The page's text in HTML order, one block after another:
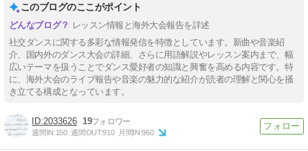
このブログのここがポイント
レッスン情報と海外大会報告を詳述
社交ダンスに関する多彩な情報発信を特徴としています。新曲や音楽紹
介、国内外のダンス大会の詳細、さらに用語解説やレッスン案内まで、幅
広いテーマを扱うことでダンス愛好者の知識と興奮を高める内容です。特
に、海外大会のライブ報告や音楽の魅力的な紹介が読者の理解と関心を掻
き立てる構成となっています。
2033626 19
週間IN:150 週間OUT:910 月間IN:960